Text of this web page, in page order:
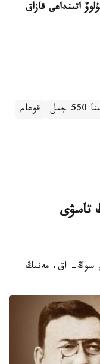
اتىنداعى قازاق
قوعام
تاسۋى
سوڭ- اق، مەنىڭ